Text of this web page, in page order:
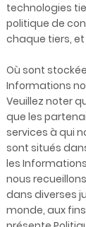
technologies
politique de
chaque tiers,
Où sont
Informations
Veuillez noter
que les
services à qui
sont situés
les
nous
dans diverses
monde, aux